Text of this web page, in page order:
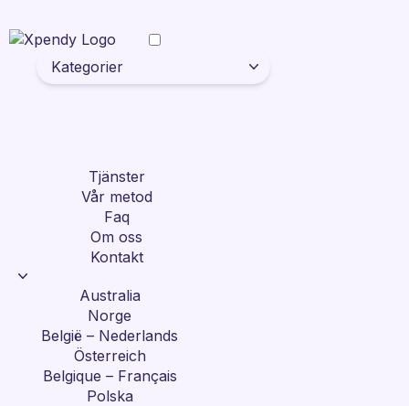
Kategorier
Tjänster
Vår metod
Faq
Om oss
Kontakt
Australia
Norge
België – Nederlands
Österreich
Belgique – Français
Polska